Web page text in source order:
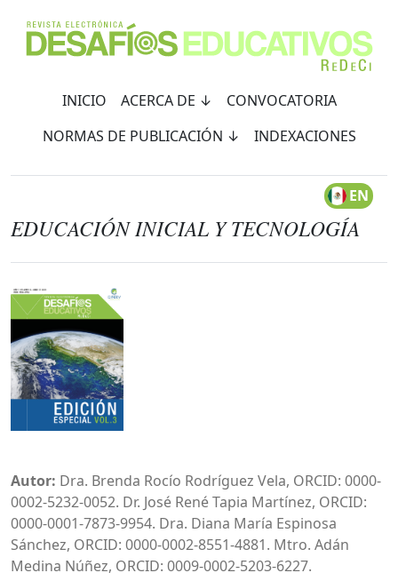
INICIO ACERCA DE ↓
CONVOCATORIA
NORMAS DE PUBLICACIÓN ↓
INDEXACIONES
EN
EDUCACIÓN INICIAL Y TECNOLOGÍA
Autor: Dra. Brenda Rocío Rodríguez Vela, ORCID: 0000-
0002-5232-0052. Dr. José René Tapia Martínez, ORCID:
0000-0001-7873-9954. Dra. Diana María Espinosa
Sánchez, ORCID: 0000-0002-8551-4881. Mtro. Adán
Medina Núñez, ORCID: 0009-0002-5203-6227.